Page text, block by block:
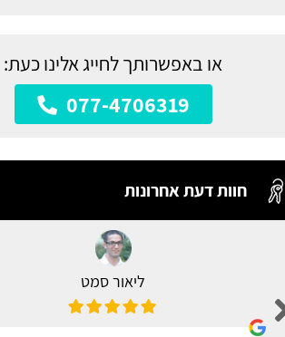
או באפשרותך לחייג אלינו כעת:
077-4706319
חוות דעת אחרונות
ליאור סמט